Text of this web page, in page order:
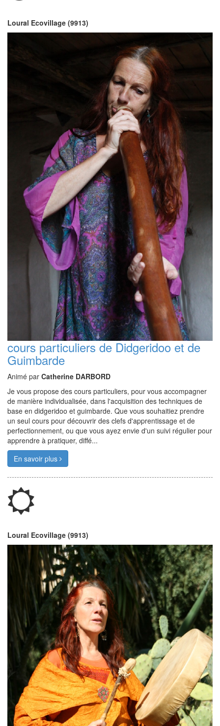
Loural Ecovillage (9913)
cours particuliers de Didgeridoo et de
Guimbarde
Animé par Catherine DARBORD
Je vous propose des cours particuliers, pour vous accompagner
de manière individualisée, dans l'acquisition des techniques de
base en didgeridoo et guimbarde. Que vous souhaitiez prendre
un seul cours pour découvrir des clefs d'apprentissage et de
perfectionnement, ou que vous ayez envie d'un suivi régulier pour
apprendre à pratiquer, diffé...
En savoir plus
Loural Ecovillage (9913)